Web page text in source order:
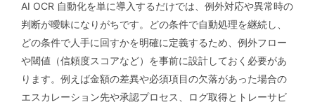
AI OCR 自動化を単に導入するだけでは、例外対応や異常時の
判断が曖昧になりがちです。どの条件で自動処理を継続し、
どの条件で人手に回すかを明確に定義するため、例外フロー
や閾値（信頼度スコアなど）を事前に設計しておく必要があ
ります。例えば金額の差異や必須項目の欠落があった場合の
エスカレーション先や承認プロセス、ログ取得とトレーサビ